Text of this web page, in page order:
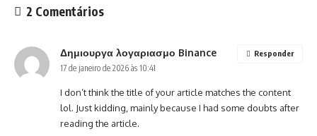
2 Comentários
Δημιουργα λογαριασμο Binance
17 de janeiro de 2026 às 10:41
I don’t think the title of your article matches the content
lol. Just kidding, mainly because I had some doubts after
reading the article.
Responder